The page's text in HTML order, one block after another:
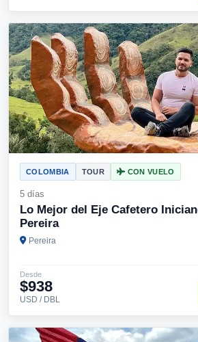
COLOMBIA TOUR CON VUELO
5 días
Lo Mejor del Eje Cafetero
Pereira
Pereira
Desde
$938
USD / DBL